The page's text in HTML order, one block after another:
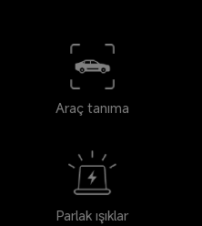
Araç tanıma
Parlak ışıklar